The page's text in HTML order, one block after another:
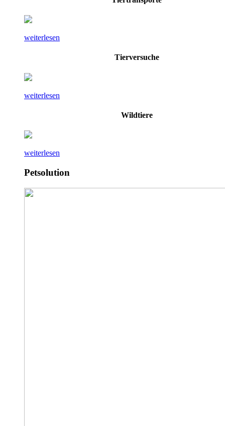
weiterlesen
Tierversuche
weiterlesen
Wildtiere
weiterlesen
Petsolution